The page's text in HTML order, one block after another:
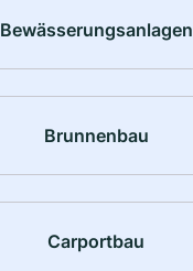
Bewässerungsanlagen
Brunnenbau
Carportbau